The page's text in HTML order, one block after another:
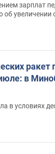
зарплат
об увеличении
ракет
в
в условиях